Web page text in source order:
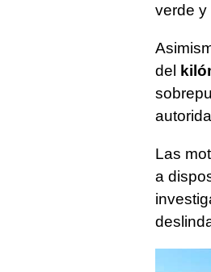
verde y
del
Las
a